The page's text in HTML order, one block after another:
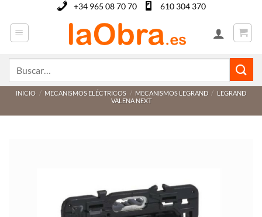
contenido
+34 965 08 70 70 610 304 370
INICIO / MECANISMOS ELÉCTRICOS / MECANISMOS LEGRAND / LEGRAND
VALENA NEXT